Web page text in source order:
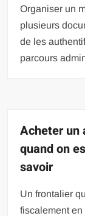
Organiser un
plusieurs
de les
parcours
Acheter un
quand on
savoir
Un frontalier
fiscalement